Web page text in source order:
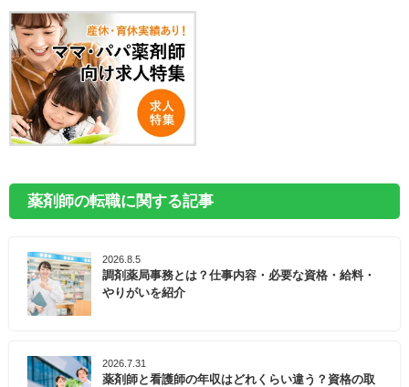
薬剤師の転職に関する記事
2026.8.5
調剤薬局事務とは？仕事内容・必要な資格・給料・
やりがいを紹介
2026.7.31
薬剤師と看護師の年収はどれくらい違う？資格の取